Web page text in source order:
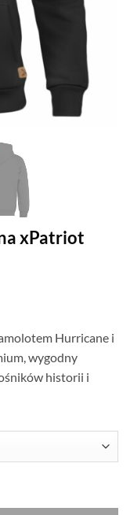
xPatriot
Hurricane i
wygodny
historii i